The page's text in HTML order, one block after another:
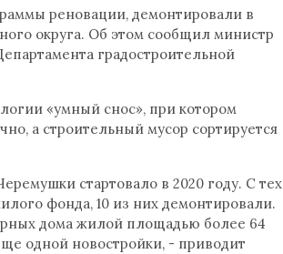
реновации, демонтировали в
округа. Об этом сообщил министр
градостроительной
«умный снос», при котором
а строительный мусор сортируется
стартовало в 2020 году. С тех
фонда, 10 из них демонтировали.
дома жилой площадью более 64
одной новостройки, - приводит